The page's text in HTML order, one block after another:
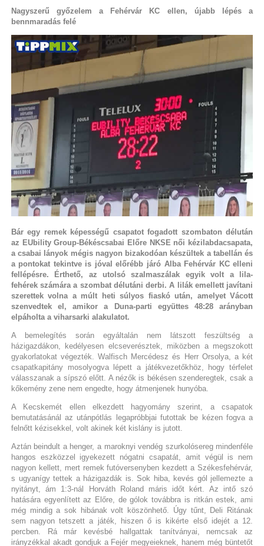
Nagyszerű győzelem a Fehérvár KC ellen, újabb lépés a
bennmaradás felé
Bár egy remek képességű csapatot fogadott szombaton délután
az EUbility Group-Békéscsabai Előre NKSE női kézilabdacsapata,
a csabai lányok mégis nagyon bizakodóan készültek a tabellán és
a pontokat tekintve is jóval előrébb járó Alba Fehérvár KC elleni
fellépésre. Érthető, az utolsó szalmaszálak egyik volt a lila-
fehérek számára a szombat délutáni derbi. A lilák emellett javítani
szerettek volna a múlt heti súlyos fiaskó után, amelyet Vácott
szenvedtek el, amikor a Duna-parti együttes 48:28 arányban
elpáholta a viharsarki alakulatot.
A bemelegítés során egyáltalán nem látszott feszültség a
házigazdákon, kedélyesen elcseverésztek, miközben a megszokott
gyakorlatokat végezték. Walfisch Mercédesz és Herr Orsolya, a két
csapatkapitány mosolyogva lépett a játékvezetőkhöz, hogy térfelet
válasszanak a sípszó előtt. A nézők is békésen szenderegtek, csak a
kőkemény zene nem engedte, hogy átmenjenek hunyóba.
A Kecskemét ellen elkezdett hagyomány szerint, a csapatok
bemutatásánál az utánpótlás legapróbbjai futottak be kézen fogva a
felnőtt kézisekkel, volt akinek két kislány is jutott.
Aztán beindult a henger, a maroknyi vendég szurkolósereg mindenféle
hangos eszközzel igyekezett nógatni csapatát, amit végül is nem
nagyon kellett, mert remek futóversenyben kezdett a Székesfehérvár,
s ugyanígy tettek a házigazdák is. Sok hiba, kevés gól jellemezte a
nyitányt, ám 1:3-nál Horváth Roland máris időt kért. Az intő szó
hatására egyenlített az Előre, de gólok továbbra is ritkán estek, ami
még mindig a sok hibának volt köszönhető. Úgy tűnt, Deli Ritának
sem nagyon tetszett a játék, hiszen ő is kikérte első idejét a 12.
percben. Rá már kevésbé hallgattak tanítványai, nemcsak az
irányzékkal akadt gondjuk a Fejér megyeieknek, hanem még büntetőt